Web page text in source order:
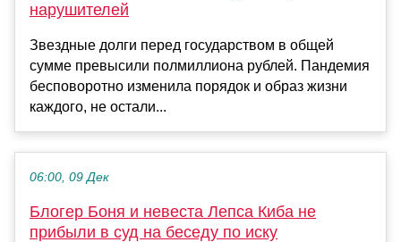
нарушителей
Звездные долги перед государством в общей
сумме превысили полмиллиона рублей. Пандемия
бесповоротно изменила порядок и образ жизни
каждого, не остали...
06:00, 09 Дек
Блогер Боня и невеста Лепса Киба не
прибыли в суд на беседу по иску